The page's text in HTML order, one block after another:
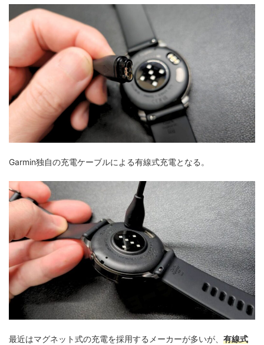
Garmin独自の充電ケーブルによる有線式充電となる。
最近はマグネット式の充電を採用するメーカーが多いが、 有線式